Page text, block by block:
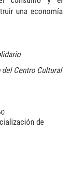
una economía
Centro Cultural
de